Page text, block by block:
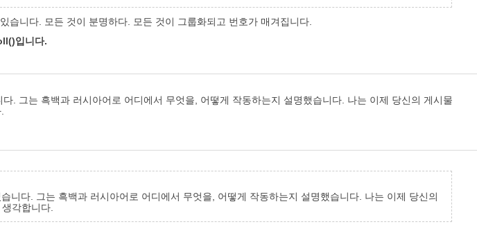
니다. 모든 것이 분명하다. 모든 것이 그룹화되고 번호가 매겨집니다.
입니다.
. 그는 흑백과 러시아어로 어디에서 무엇을, 어떻게 작동하는지 설명했습니다. 나는 이제 당신의 게시물
다. 그는 흑백과 러시아어로 어디에서 무엇을, 어떻게 작동하는지 설명했습니다. 나는 이제 당신의
각합니다.